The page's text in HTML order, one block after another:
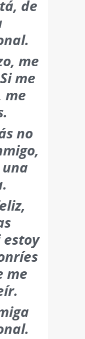
de
me
Si me
me
no
estoy
me